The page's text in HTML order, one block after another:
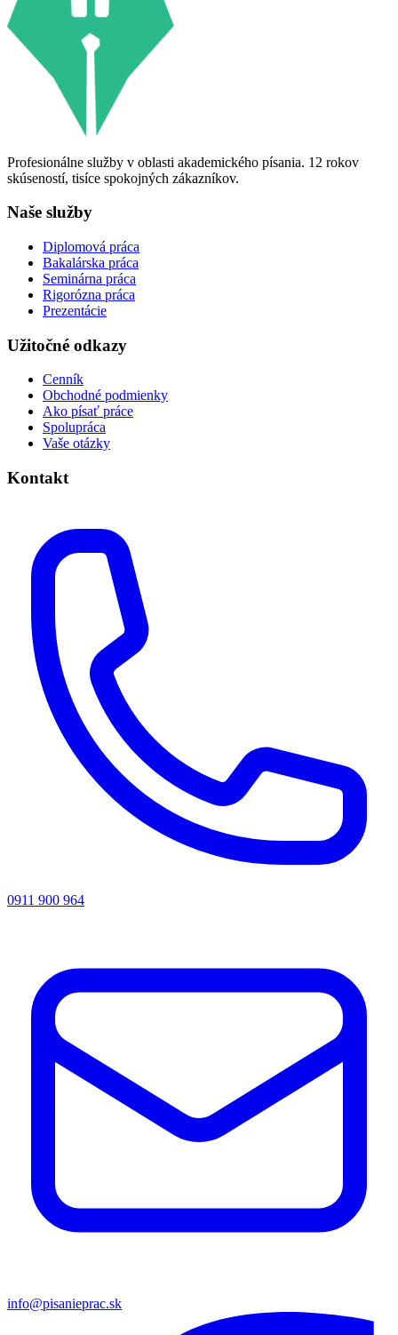
Profesionálne služby v oblasti akademického písania. 12 rokov
skúseností, tisíce spokojných zákazníkov.
Naše služby
Diplomová práca
Bakalárska práca
Seminárna práca
Rigorózna práca
Prezentácie
Užitočné odkazy
Cenník
Obchodné podmienky
Ako písať práce
Spolupráca
Vaše otázky
Kontakt
0911 900 964
info@pisanieprac.sk